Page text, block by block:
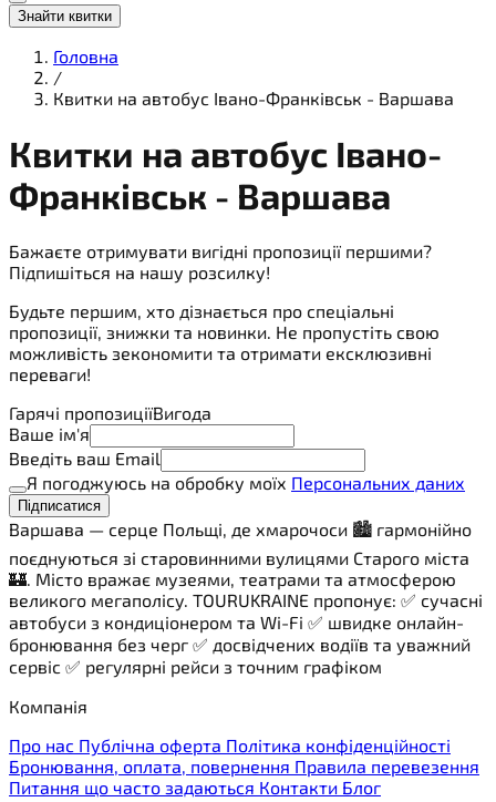
Знайти квитки
Головна
/
Квитки на автобус Івано-Франківськ - Варшава
Квитки на автобус Івано-
Франківськ - Варшава
Бажаєте отримувати вигідні пропозиції першими?
Підпишіться на нашу розсилку!
Будьте першим, хто дізнається про спеціальні
пропозиції, знижки та новинки. Не пропустіть свою
можливість зекономити та отримати ексклюзивні
переваги!
Гарячі пропозиціїВигода
Ваше ім'я
Введіть ваш Email
Я погоджуюсь на обробку моїх Персональних даних
Підписатися
Варшава — серце Польщі, де хмарочоси 🏙️ гармонійно
поєднуються зі старовинними вулицями Старого міста
🏰. Місто вражає музеями, театрами та атмосферою
великого мегаполісу. TOURUKRAINE пропонує: ✅ сучасні
автобуси з кондиціонером та Wi-Fi ✅ швидке онлайн-
бронювання без черг ✅ досвідчених водіїв та уважний
сервіс ✅ регулярні рейси з точним графіком
Компанія
Про нас Публічна оферта Політика конфіденційності
Бронювання, оплата, повернення Правила перевезення
Питання що часто задаються Контакти Блог